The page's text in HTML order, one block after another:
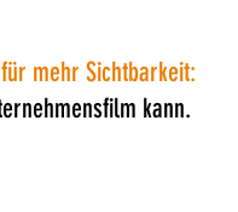
mehr Sichtbarkeit:
kann.